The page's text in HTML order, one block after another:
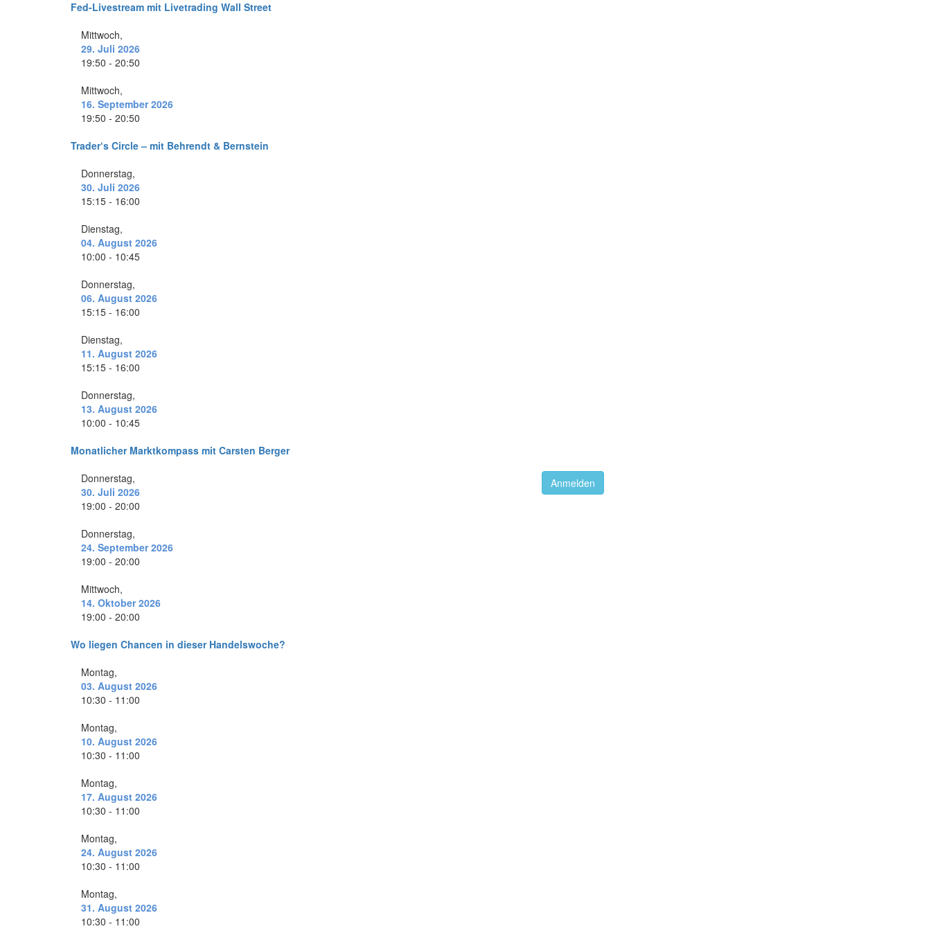
Fed-Livestream mit Livetrading Wall Street
Mittwoch,
29. Juli 2026
19:50 - 20:50
Mittwoch,
16. September 2026
19:50 - 20:50
Trader‘s Circle – mit Behrendt & Bernstein
Donnerstag,
30. Juli 2026
15:15 - 16:00
Dienstag,
04. August 2026
10:00 - 10:45
Donnerstag,
06. August 2026
15:15 - 16:00
Dienstag,
11. August 2026
15:15 - 16:00
Donnerstag,
13. August 2026
10:00 - 10:45
Monatlicher Marktkompass mit Carsten Berger
Donnerstag,
30. Juli 2026
19:00 - 20:00
Donnerstag,
24. September 2026
19:00 - 20:00
Mittwoch,
14. Oktober 2026
19:00 - 20:00
Anmelden
Wo liegen Chancen in dieser Handelswoche?
Montag,
03. August 2026
10:30 - 11:00
Montag,
10. August 2026
10:30 - 11:00
Montag,
17. August 2026
10:30 - 11:00
Montag,
24. August 2026
10:30 - 11:00
Montag,
31. August 2026
10:30 - 11:00